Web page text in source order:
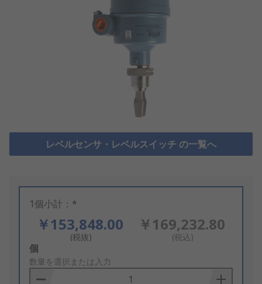
レベルセンサ・レベルスイッチ の一覧へ
1個小計：*
￥153,848.00
(税抜)
￥169,232.80
(税込)
Add
to
Basket
個
数量を選択または入力